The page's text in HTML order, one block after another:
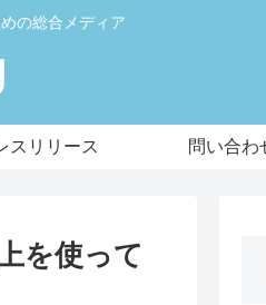
の総合メディア
スリリース 問い合わ
を使って